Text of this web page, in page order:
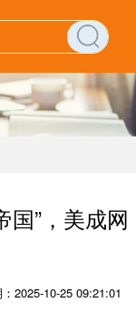
国”，美成网
：2025-10-25 09:21:01